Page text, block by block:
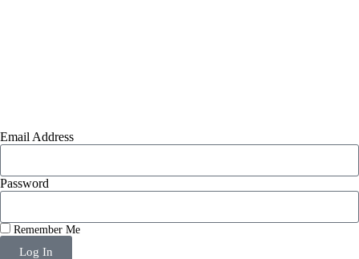
Email Address
Password
Remember Me
Log In